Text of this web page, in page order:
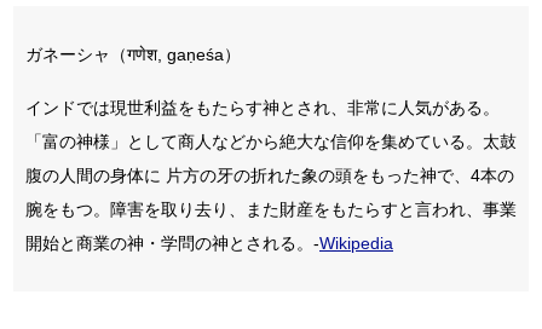
ガネーシャ（गणेश, gaṇeśa）
インドでは現世利益をもたらす神とされ、非常に人気がある。
「富の神様」として商人などから絶大な信仰を集めている。太鼓
腹の人間の身体に 片方の牙の折れた象の頭をもった神で、4本の
腕をもつ。障害を取り去り、また財産をもたらすと言われ、事業
開始と商業の神・学問の神とされる。-Wikipedia